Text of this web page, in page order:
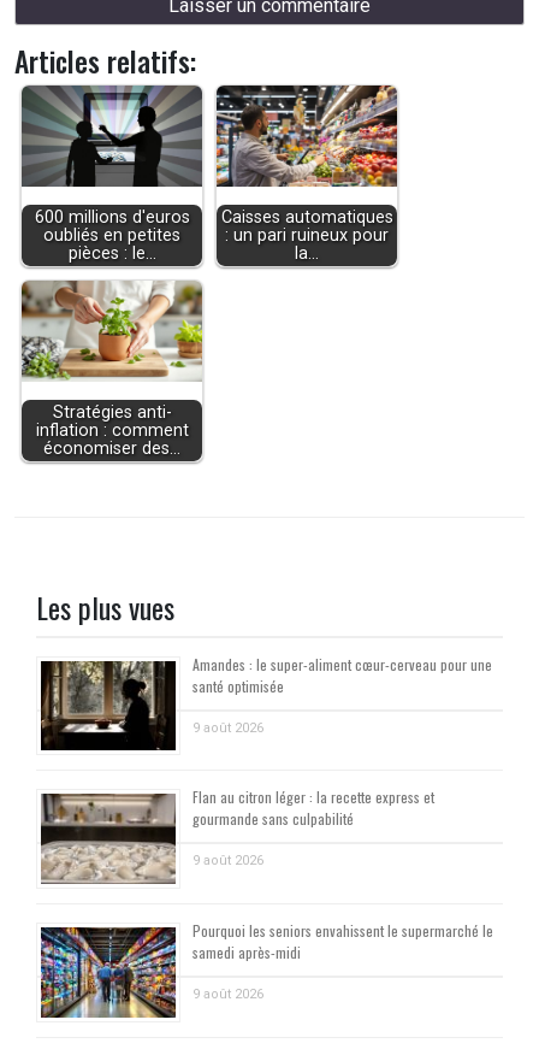
Articles relatifs:
600 millions d'euros
oubliés en petites
pièces : le…
Caisses automatiques
: un pari ruineux pour
la…
Stratégies anti-
inflation : comment
économiser des…
Les plus vues
Amandes : le super-aliment cœur-cerveau pour une
santé optimisée
9 août 2026
Flan au citron léger : la recette express et
gourmande sans culpabilité
9 août 2026
Pourquoi les seniors envahissent le supermarché le
samedi après-midi
9 août 2026